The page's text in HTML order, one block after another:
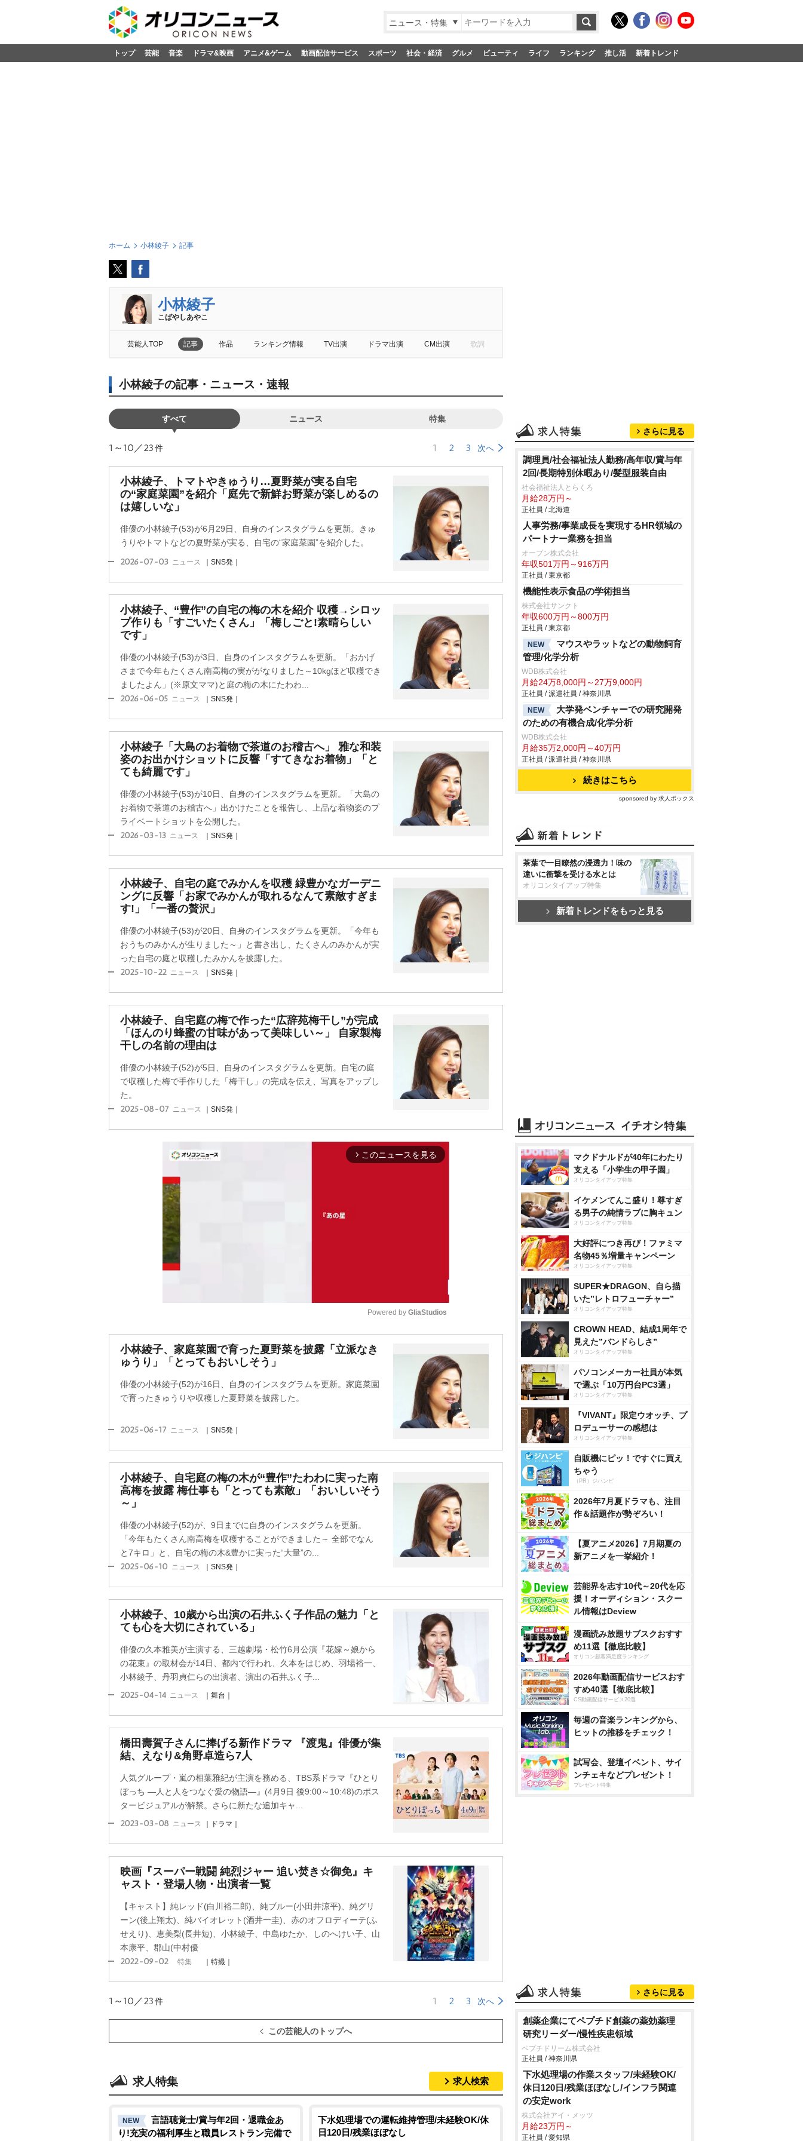
ニュース・特集
トップ 芸能 音楽 ドラマ&映画 アニメ&ゲーム 動画配信サービス スポーツ 社会・経済 グルメ ビューティ ライフ ランキング 推し活 新着トレンド
ホーム 小林綾子 記事
小林綾子
こばやしあやこ
芸能人TOP 記事 作品 ランキング情報 TV出演 ドラマ出演 CM出演 歌詞
小林綾子の記事・ニュース・速報
すべて ニュース 特集
1～10／23件 1 2 3 次へ
小林綾子、トマトやきゅうり…夏野菜が実る自宅
の“家庭菜園”を紹介「庭先で新鮮お野菜が楽しめるの
は嬉しいな」
俳優の小林綾子(53)が6月29日、自身のインスタグラムを更新。きゅ
うりやトマトなどの夏野菜が実る、自宅の“家庭菜園”を紹介した。
2026-07-03 ニュース ｜SNS発｜
小林綾子、“豊作”の自宅の梅の木を紹介 収穫→シロッ
プ作りも「すごいたくさん」「梅しごと!素晴らしい
です」
俳優の小林綾子(53)が3日、自身のインスタグラムを更新。「おかげ
さまで今年もたくさん南高梅の実ががなりました～10kgほど収穫でき
ましたよん」(※原文ママ)と庭の梅の木にたわわ...
2026-06-05 ニュース ｜SNS発｜
小林綾子「大島のお着物で茶道のお稽古へ」 雅な和装
姿のお出かけショットに反響「すてきなお着物」「と
ても綺麗です」
俳優の小林綾子(53)が10日、自身のインスタグラムを更新。「大島の
お着物で茶道のお稽古へ」出かけたことを報告し、上品な着物姿のプ
ライベートショットを公開した。
2026-03-13 ニュース ｜SNS発｜
小林綾子、自宅の庭でみかんを収穫 緑豊かなガーデニ
ングに反響「お家でみかんが取れるなんて素敵すぎま
す!」「一番の贅沢」
俳優の小林綾子(53)が20日、自身のインスタグラムを更新。「今年も
おうちのみかんが生りました～」と書き出し、たくさんのみかんが実
った自宅の庭と収穫したみかんを披露した。
2025-10-22 ニュース ｜SNS発｜
小林綾子、自宅庭の梅で作った“広辞苑梅干し”が完成
「ほんのり蜂蜜の甘味があって美味しい～」 自家製梅
干しの名前の理由は
俳優の小林綾子(52)が5日、自身のインスタグラムを更新。自宅の庭
で収穫した梅で手作りした「梅干し」の完成を伝え、写真をアップし
た。
2025-08-07 ニュース ｜SNS発｜
arrow_forward_ios このニュースを見る
Powered by GliaStudios
小林綾子、家庭菜園で育った夏野菜を披露「立派なき
ゅうり」「とってもおいしそう」
俳優の小林綾子(52)が16日、自身のインスタグラムを更新。家庭菜園
で育ったきゅうりや収穫した夏野菜を披露した。
2025-06-17 ニュース ｜SNS発｜
小林綾子、自宅庭の梅の木が“豊作”たわわに実った南
高梅を披露 梅仕事も「とっても素敵」「おいしいそう
～」
俳優の小林綾子(52)が、9日までに自身のインスタグラムを更新。
「今年もたくさん南高梅を収穫することができました～ 全部でなん
と7キロ」と、自宅の梅の木&豊かに実った“大量”の...
2025-06-10 ニュース ｜SNS発｜
小林綾子、10歳から出演の石井ふく子作品の魅力「と
ても心を大切にされている」
俳優の久本雅美が主演する、三越劇場・松竹6月公演『花嫁～娘から
の花束』の取材会が14日、都内で行われ、久本をはじめ、羽場裕一、
小林綾子、丹羽貞仁らの出演者、演出の石井ふく子...
2025-04-14 ニュース ｜舞台｜
橋田壽賀子さんに捧げる新作ドラマ 『渡鬼』俳優が集
結、えなり&角野卓造ら7人
人気グループ・嵐の相葉雅紀が主演を務める、TBS系ドラマ『ひとり
ぼっち ―人と人をつなぐ愛の物語―』(4月9日 後9:00～10:48)のポス
タービジュアルが解禁。さらに新たな追加キャ...
2023-03-08 ニュース ｜ドラマ｜
映画『スーパー戦闘 純烈ジャー 追い焚き☆御免』キ
ャスト・登場人物・出演者一覧
【キャスト】純レッド(白川裕二郎)、純ブルー(小田井涼平)、純グリ
ーン(後上翔太)、純バイオレット(酒井一圭)、赤のオフロディーテ(ふ
せえり)、恵美梨(長井短)、小林綾子、中島ゆたか、しのへけい子、山
本康平、郡山(中村優
2022-09-02 特集 ｜特撮｜
1～10／23件 1 2 3 次へ
この芸能人のトップへ
求人特集 求人検索
NEW
言語聴覚士/賞与年2回・退職金あ
り!充実の福利厚生と職員レストラン完備で
下水処理場での運転維持管理/未経験OK/休
日120日/残業ほぼなし
さらに見る
調理員/社会福祉法人勤務/高年収/賞与年
2回/長期特別休暇あり/髪型服装自由
社会福祉法人とらくろ
月給28万円～
正社員 / 北海道
人事労務/事業成長を実現するHR領域の
パートナー業務を担当
オープン株式会社
年収501万円～916万円
正社員 / 東京都
機能性表示食品の学術担当
株式会社サンクト
年収600万円～800万円
正社員 / 東京都
NEW
マウスやラットなどの動物飼育
管理/化学分析
WDB株式会社
月給24万8,000円～27万9,000円
正社員 / 派遣社員 / 神奈川県
NEW
大学発ベンチャーでの研究開発
のための有機合成/化学分析
WDB株式会社
月給35万2,000円～40万円
正社員 / 派遣社員 / 神奈川県
続きはこちら
sponsored by 求人ボックス
茶葉で一目瞭然の浸透力！味の
違いに衝撃を受ける水とは
オリコンタイアップ特集
新着トレンドをもっと見る
マクドナルドが40年にわたり
支える「小学生の甲子園」
オリコンタイアップ特集
イケメンてんこ盛り！尊すぎ
る男子の純情ラブに胸キュン
オリコンタイアップ特集
大好評につき再び！ファミマ
名物45％増量キャンペーン
オリコンタイアップ特集
SUPER★DRAGON、自ら描
いた”レトロフューチャー”
オリコンタイアップ特集
CROWN HEAD、結成1周年で
見えた”バンドらしさ”
オリコンタイアップ特集
パソコンメーカー社員が本気
で選ぶ「10万円台PC3選」
オリコンタイアップ特集
『VIVANT』限定ウオッチ、プ
ロデューサーの感想は
オリコンタイアップ特集
自販機にピッ！ですぐに買え
ちゃう
（PR）ジハンピ
2026年7月夏ドラマも、注目
作＆話題作が勢ぞろい！
【夏アニメ2026】7月期夏の
新アニメを一挙紹介！
芸能界を志す10代～20代を応
援！オーディション・スクー
ル情報はDeview
漫画読み放題サブスクおすす
め11選【徹底比較】
オリコン顧客満足度ランキング
2026年動画配信サービスおす
すめ40選【徹底比較】
CS動画配信サービス20選
毎週の音楽ランキングから、
ヒットの推移をチェック！
試写会、登壇イベント、サイ
ンチェキなどプレゼント！
プレゼント特集
さらに見る
創薬企業にてペプチド創薬の薬効薬理
研究リーダー/慢性疾患領域
ペプチドリーム株式会社
正社員 / 神奈川県
下水処理場の作業スタッフ/未経験OK/
休日120日/残業ほぼなし/インフラ関連
の安定work
株式会社アイ・メッツ
月給23万円～
正社員 / 愛知県